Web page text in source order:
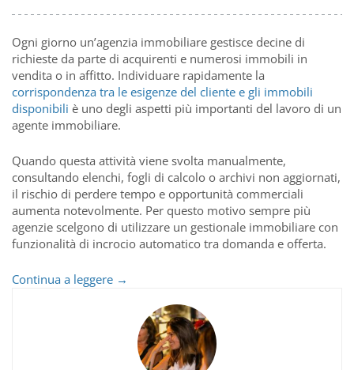
Ogni giorno un’agenzia immobiliare gestisce decine di
richieste da parte di acquirenti e numerosi immobili in
vendita o in affitto. Individuare rapidamente la
corrispondenza tra le esigenze del cliente e gli immobili
disponibili è uno degli aspetti più importanti del lavoro di un
agente immobiliare.
Quando questa attività viene svolta manualmente,
consultando elenchi, fogli di calcolo o archivi non aggiornati,
il rischio di perdere tempo e opportunità commerciali
aumenta notevolmente. Per questo motivo sempre più
agenzie scelgono di utilizzare un gestionale immobiliare con
funzionalità di incrocio automatico tra domanda e offerta.
Continua a leggere Come
incroci
domanda/offerta
immobiliare
→